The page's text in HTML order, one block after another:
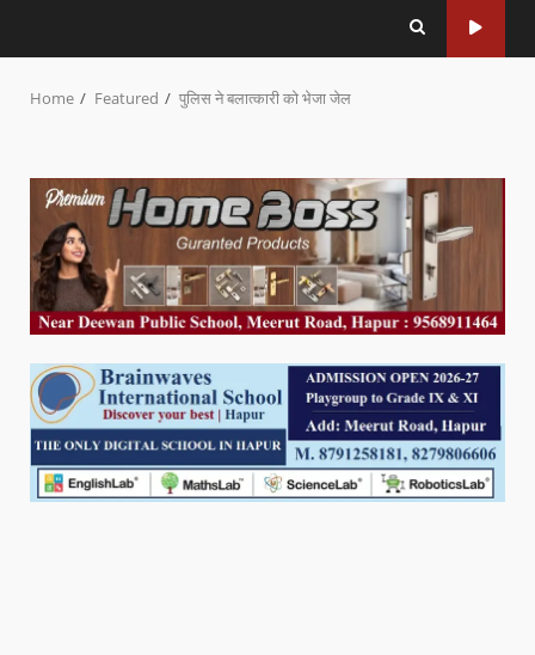
Home Featured पुलिस ने बलात्कारी को भेजा जेल